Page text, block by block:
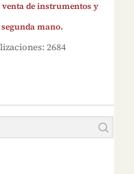
de instrumentos y
mano.
2684